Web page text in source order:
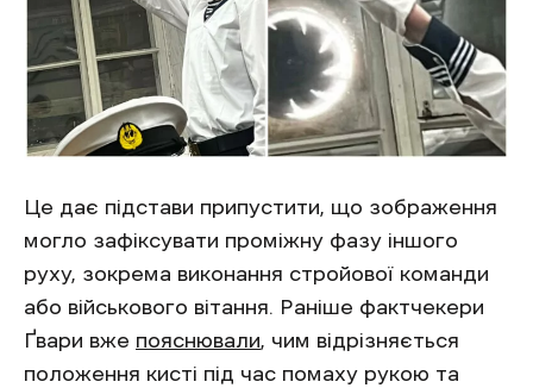
Це дає підстави припустити, що зображення
могло зафіксувати проміжну фазу іншого
руху, зокрема виконання стройової команди
або військового вітання. Раніше фактчекери
Ґвари вже пояснювали, чим відрізняється
положення кисті під час помаху рукою та